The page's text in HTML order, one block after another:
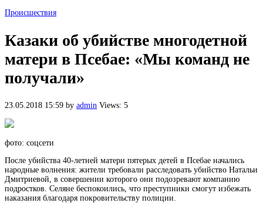
Происшествия
Казаки об убийстве многодетной
матери в Псебае: «Мы команд не
получали»
23.05.2018 15:59 by admin Views: 5
фото: соцсети
После убийства 40-летней матери пятерых детей в Псебае начались
народные волнения: жители требовали расследовать убийство Натальи
Дмитриевой, в совершении которого они подозревают компанию
подростков. Селяне беспокоились, что преступники смогут избежать
наказания благодаря покровительству полиции.